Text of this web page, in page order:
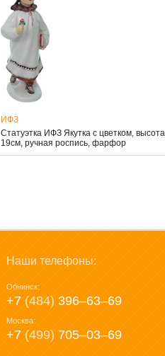
ИФЗ
Статуэтка ИФЗ Якутка с цветком, высота
19см, ручная роспись, фарфор
Наши телефоны:
Обнинск:
+7 (484) 396‒63‒69
Москва:
+7 (499) 705‒03‒69